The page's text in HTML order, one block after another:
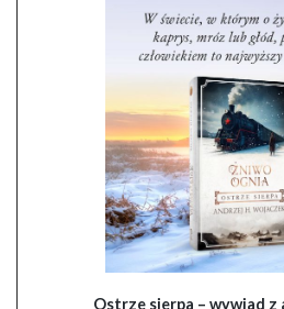
Ostrze sierpa – wywiad